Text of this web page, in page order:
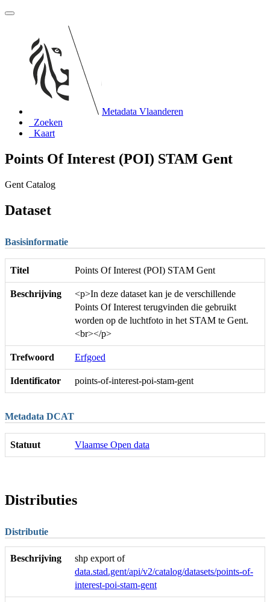
Metadata Vlaanderen
Zoeken
Kaart
Points Of Interest (POI) STAM Gent
Gent Catalog
Dataset
Basisinformatie
Titel Points Of Interest (POI) STAM Gent
Beschrijving
<p>In deze dataset kan je de verschillende
Points Of Interest terugvinden die gebruikt
worden op de luchtfoto in het STAM te Gent.
<br></p>
Trefwoord Erfgoed
Identificator points-of-interest-poi-stam-gent
Metadata DCAT
Statuut Vlaamse Open data
Distributies
Distributie
Beschrijving
shp export of
data.stad.gent/api/v2/catalog/datasets/points-of-
interest-poi-stam-gent